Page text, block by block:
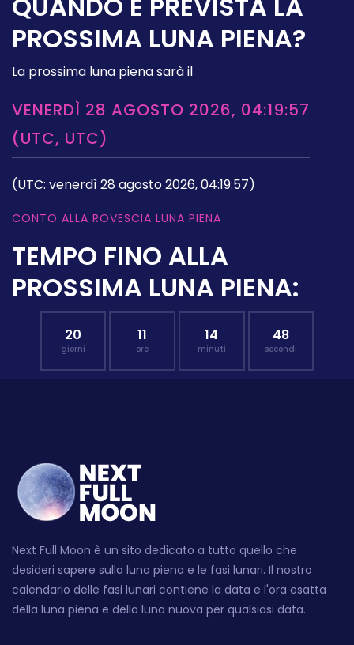
PROSSIMA LUNA PIENA?
La prossima luna piena sarà il
VENERDÌ 28 AGOSTO 2026, 04:19:57
(UTC, UTC)
(UTC: venerdì 28 agosto 2026, 04:19:57)
CONTO ALLA ROVESCIA LUNA PIENA
TEMPO FINO ALLA
PROSSIMA LUNA PIENA:
20
giorni
11
ore
14
minuti
47
secondi
Next Full Moon è un sito dedicato a tutto quello che
desideri sapere sulla luna piena e le fasi lunari. Il nostro
calendario delle fasi lunari contiene la data e l'ora esatta
della luna piena e della luna nuova per qualsiasi data.